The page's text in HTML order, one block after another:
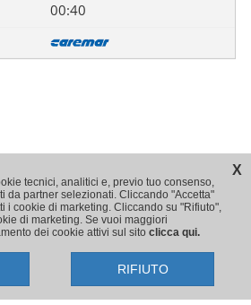
00:40
X
tecnici, analitici e, previo tuo consenso,
da partner selezionati. Cliccando "Accetta"
i cookie di marketing. Cliccando su "Rifiuto",
di marketing. Se vuoi maggiori
dei cookie attivi sul sito clicca qui.
RIFIUTO